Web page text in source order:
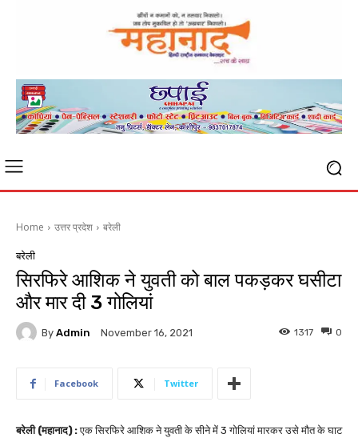
Home उत्तर प्रदेश बरेली
बरेली
सिरफिरे आशिक ने युवती को बाल पकड़कर घसीटा
और मार दी 3 गोलियां
By Admin November 16, 2021 0
1317
Facebook Twitter
बरेली (महानाद) :एक सिरफिरे आशिक ने युवती के सीने में 3 गोलियां मारकर उसे मौत के घाट